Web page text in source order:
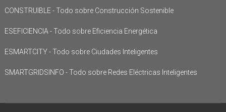
CONSTRUIBLE - Todo sobre Construcción Sostenible
ESEFICIENCIA - Todo sobre Eficiencia Energética
ESMARTCITY - Todo sobre Ciudades Inteligentes
SMARTGRIDSINFO - Todo sobre Redes Eléctricas Inteligentes